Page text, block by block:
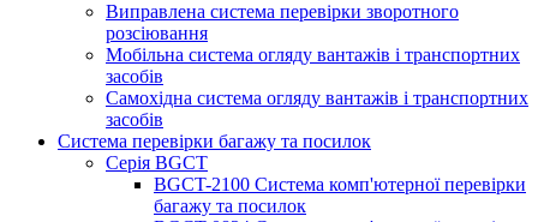
Виправлена ​​система перевірки зворотного
розсіювання
Мобільна система огляду вантажів і транспортних
засобів
Самохідна система огляду вантажів і транспортних
засобів
Система перевірки багажу та посилок
Серія BGCT
BGCT-2100 Система комп'ютерної перевірки
багажу та посилок